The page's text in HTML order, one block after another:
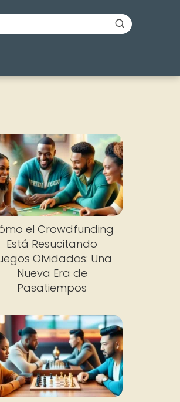
el Crowdfunding
Está Resucitando
Olvidados: Una
Nueva Era de
Pasatiempos